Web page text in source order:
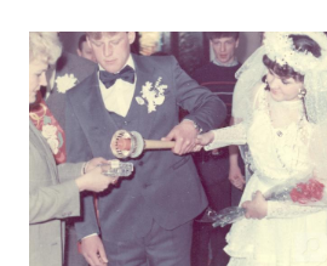
BRILLIANCE LOTUS